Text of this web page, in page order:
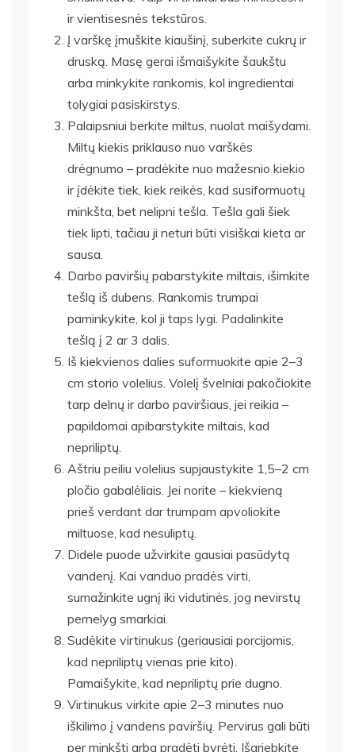
ir vientisesnės tekstūros.
Į varškę įmuškite kiaušinį, suberkite cukrų ir
druską. Masę gerai išmaišykite šaukštu
arba minkykite rankomis, kol ingredientai
tolygiai pasiskirstys.
Palaipsniui berkite miltus, nuolat maišydami.
Miltų kiekis priklauso nuo varškės
drėgnumo – pradėkite nuo mažesnio kiekio
ir įdėkite tiek, kiek reikės, kad susiformuotų
minkšta, bet nelipni tešla. Tešla gali šiek
tiek lipti, tačiau ji neturi būti visiškai kieta ar
sausa.
Darbo paviršių pabarstykite miltais, išimkite
tešlą iš dubens. Rankomis trumpai
paminkykite, kol ji taps lygi. Padalinkite
tešlą į 2 ar 3 dalis.
Iš kiekvienos dalies suformuokite apie 2–3
cm storio volelius. Volelį švelniai pakočiokite
tarp delnų ir darbo paviršiaus, jei reikia –
papildomai apibarstykite miltais, kad
nepriliptų.
Aštriu peiliu volelius supjaustykite 1,5–2 cm
pločio gabalėliais. Jei norite – kiekvieną
prieš verdant dar trumpam apvoliokite
miltuose, kad nesuliptų.
Didele puode užvirkite gausiai pasūdytą
vandenį. Kai vanduo pradės virti,
sumažinkite ugnį iki vidutinės, jog nevirstų
pernelyg smarkiai.
Sudėkite virtinukus (geriausiai porcijomis,
kad nepriliptų vienas prie kito).
Pamaišykite, kad nepriliptų prie dugno.
Virtinukus virkite apie 2–3 minutes nuo
iškilimo į vandens paviršių. Pervirus gali būti
per minkšti arba pradėti byrėti. Išgriebkite